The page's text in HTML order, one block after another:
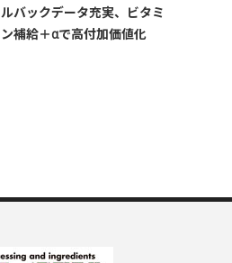
ルバックデータ充実、ビタミ
ン補給＋αで高付加価値化